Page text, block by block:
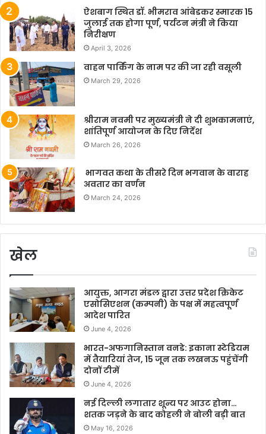
ऐशबाग स्थित डॉ. भीमराव आंबेडकर स्मारक 15
जुलाई तक होगा पूर्ण, पर्यटन मंत्री ने किया
निरीक्षण
April 3, 2026
वाहन पार्किंग के नाम पर की जा रही वसूली
March 29, 2026
श्रीराम नवमी पर मुख्यमंत्री ने दी शुभकामनाएं,
शांतिपूर्ण आयोजन के दिए निर्देश
March 26, 2026
भागवत कथा के तीसरे दिन भगवान के वाराह
अवतार का वर्णन
March 24, 2026
खेल
आयुक्त, आगरा मंडल द्वारा उत्तर प्रदेश क्रिकेट
एसोसिएशन (कम्पनी) के पक्ष में महत्वपूर्ण
आदेश पारित
June 4, 2026
भारत-अफगानिस्तान वनडे: इकाना स्टेडियम
में तैयारियां तेज, 15 जून तक लखनऊ पहुंचेंगी
दोनों टीमें
June 4, 2026
नई दिल्ली लगातार शून्य पर आउट होना…
शतक जड़ने के बाद कोहली ने बोली बड़ी बात
May 16, 2026